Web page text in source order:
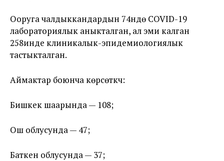
Ооруга чалдыккандардын 74үндө COVID-19
лабораториялык аныкталган, ал эми калган
258инде клиникалык-эпидемиологиялык
тастыкталган.
Аймактар боюнча көрсөткүч:
Бишкек шаарында — 108;
Ош облусунда — 47;
Баткен облусунда — 37;